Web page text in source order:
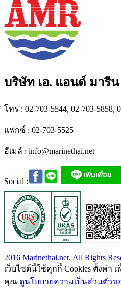
บริษัท เอ. แอนด์ มารี
โทร : 02-703-5544, 02-703-5858,
แฟกซ์ : 02-703-5525
อีเมล์ : info@marinethai.net
Social :
2016 Marinethai.net. All Rights
เว็บไซต์นี้ใช้คุกกี้ Cookies ตั้งค่า
คุณ ดูนโยบายความเป็นส่วนตัวขอ